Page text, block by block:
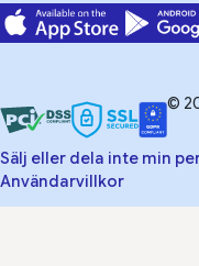
©
Sälj eller dela inte min
Användarvillkor